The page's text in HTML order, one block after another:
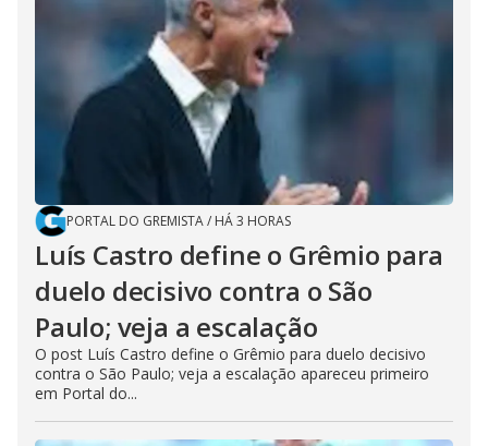
PORTAL DO GREMISTA/ HÁ 3 HORAS
Luís Castro define o Grêmio para
duelo decisivo contra o São
Paulo; veja a escalação
O post Luís Castro define o Grêmio para duelo decisivo
contra o São Paulo; veja a escalação apareceu primeiro
em Portal do...